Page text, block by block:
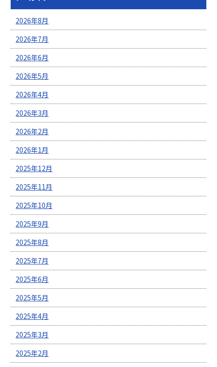
2026年8月
2026年7月
2026年6月
2026年5月
2026年4月
2026年3月
2026年2月
2026年1月
2025年12月
2025年11月
2025年10月
2025年9月
2025年8月
2025年7月
2025年6月
2025年5月
2025年4月
2025年3月
2025年2月